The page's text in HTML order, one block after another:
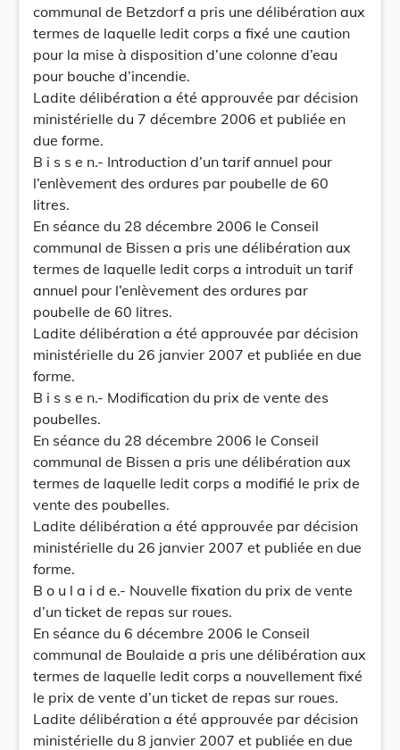
communal de Betzdorf a pris une délibération aux
termes de laquelle ledit corps a fixé une caution
pour la mise à disposition d’une colonne d’eau
pour bouche d’incendie.
Ladite délibération a été approuvée par décision
ministérielle du 7 décembre 2006 et publiée en
due forme.
B i s s e n.- Introduction d’un tarif annuel pour
l’enlèvement des ordures par poubelle de 60
litres.
En séance du 28 décembre 2006 le Conseil
communal de Bissen a pris une délibération aux
termes de laquelle ledit corps a introduit un tarif
annuel pour l’enlèvement des ordures par
poubelle de 60 litres.
Ladite délibération a été approuvée par décision
ministérielle du 26 janvier 2007 et publiée en due
forme.
B i s s e n.- Modification du prix de vente des
poubelles.
En séance du 28 décembre 2006 le Conseil
communal de Bissen a pris une délibération aux
termes de laquelle ledit corps a modifié le prix de
vente des poubelles.
Ladite délibération a été approuvée par décision
ministérielle du 26 janvier 2007 et publiée en due
forme.
B o u l a i d e.- Nouvelle fixation du prix de vente
d’un ticket de repas sur roues.
En séance du 6 décembre 2006 le Conseil
communal de Boulaide a pris une délibération aux
termes de laquelle ledit corps a nouvellement fixé
le prix de vente d’un ticket de repas sur roues.
Ladite délibération a été approuvée par décision
ministérielle du 8 janvier 2007 et publiée en due